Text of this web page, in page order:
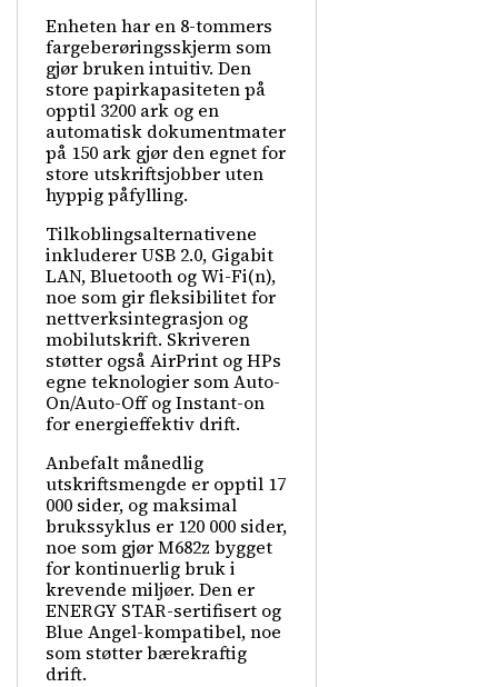
Enheten har en 8-tommers
fargeberøringsskjerm som
gjør bruken intuitiv. Den
store papirkapasiteten på
opptil 3200 ark og en
automatisk dokumentmater
på 150 ark gjør den egnet for
store utskriftsjobber uten
hyppig påfylling.
Tilkoblingsalternativene
inkluderer USB 2.0, Gigabit
LAN, Bluetooth og Wi-Fi(n),
noe som gir fleksibilitet for
nettverksintegrasjon og
mobilutskrift. Skriveren
støtter også AirPrint og HPs
egne teknologier som Auto-
On/Auto-Off og Instant-on
for energieffektiv drift.
Anbefalt månedlig
utskriftsmengde er opptil 17
000 sider, og maksimal
brukssyklus er 120 000 sider,
noe som gjør M682z bygget
for kontinuerlig bruk i
krevende miljøer. Den er
ENERGY STAR-sertifisert og
Blue Angel-kompatibel, noe
som støtter bærekraftig
drift.